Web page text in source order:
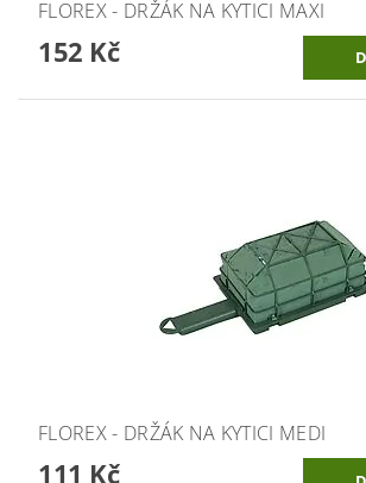
FLOREX - DRŽÁK NA KYTICI MAXI
152 Kč
FLOREX - DRŽÁK NA KYTICI MEDI
111 Kč